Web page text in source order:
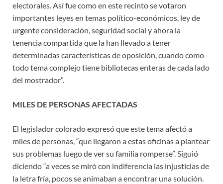
electorales. Así fue como en este recinto se votaron
importantes leyes en temas político-económicos, ley de
urgente consideración, seguridad social y ahora la
tenencia compartida que la han llevado a tener
determinadas características de oposición, cuando como
todo tema complejo tiene bibliotecas enteras de cada lado
del mostrador”.
MILES DE PERSONAS AFECTADAS
El legislador colorado expresó que este tema afectó a
miles de personas, “que llegaron a estas oficinas a plantear
sus problemas luego de ver su familia romperse”. Siguió
diciendo “a veces se miró con indiferencia las injusticias de
la letra fría, pocos se animaban a encontrar una solución.